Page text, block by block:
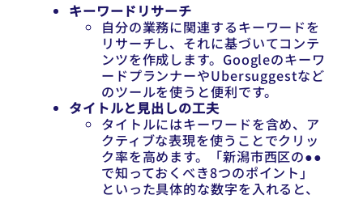
キーワードリサーチ
自分の業務に関連するキーワードを
リサーチし、それに基づいてコンテ
ンツを作成します。Googleのキーワ
ードプランナーやUbersuggestなど
のツールを使うと便利です。
タイトルと見出しの工夫
タイトルにはキーワードを含め、ア
クティブな表現を使うことでクリッ
ク率を高めます。「新潟市西区の●●
で知っておくべき8つのポイント」
といった具体的な数字を入れると、